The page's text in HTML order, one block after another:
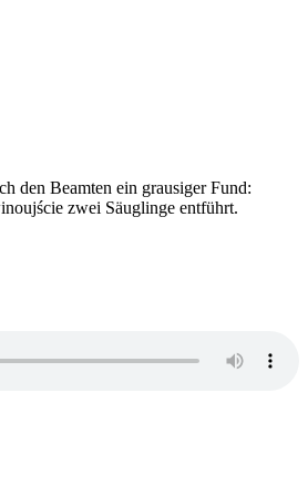
den Beamten ein grausiger Fund:
zwei Säuglinge entführt.